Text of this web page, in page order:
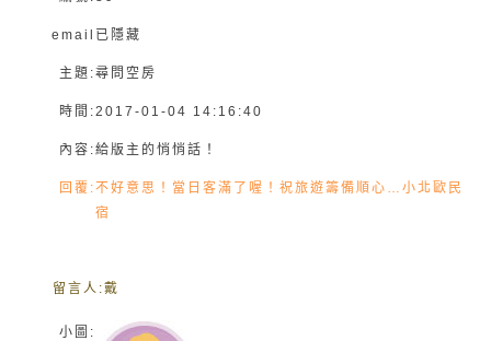
email 已隱藏
主題:尋問空房
時間:2017-01-04 14:16:40
內容:給版主的悄悄話！
回覆:不好意思！當日客滿了喔！祝旅遊籌備順心…小北歐民
宿
留言人:戴
小圖: